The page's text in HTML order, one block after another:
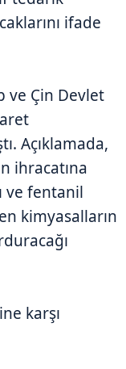
ifade
ve Çin Devlet
Açıklamada,
ihracatına
ve fentanil
kimyasalların
karşı